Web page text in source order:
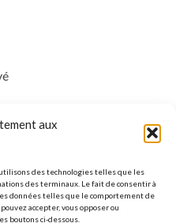
aux
des technologies telles que les
des terminaux. Le fait de consentir à
données telles que le comportement de
accepter, vous opposer ou
boutons ci-dessous.
et la lumière